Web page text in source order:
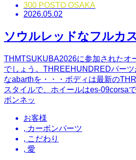
300 POSTO OSAKA
2026.05.02
ソウルレッドなフルカ
THMTSUKUBA2026に参加されたオ
でしょう。THREEHUNDREDパー
なabarthを・・・ボディは最新の
スタイルで、ホイールはes-09corsa
ボンネッ
お客様
, カーボンパーツ
, こだわり
, 愛